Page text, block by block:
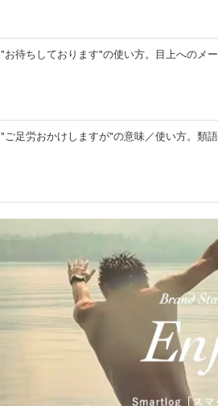
"お待ちしております"の使い方。目上へのメ
"ご足労おかけしますが"の意味／使い方。類